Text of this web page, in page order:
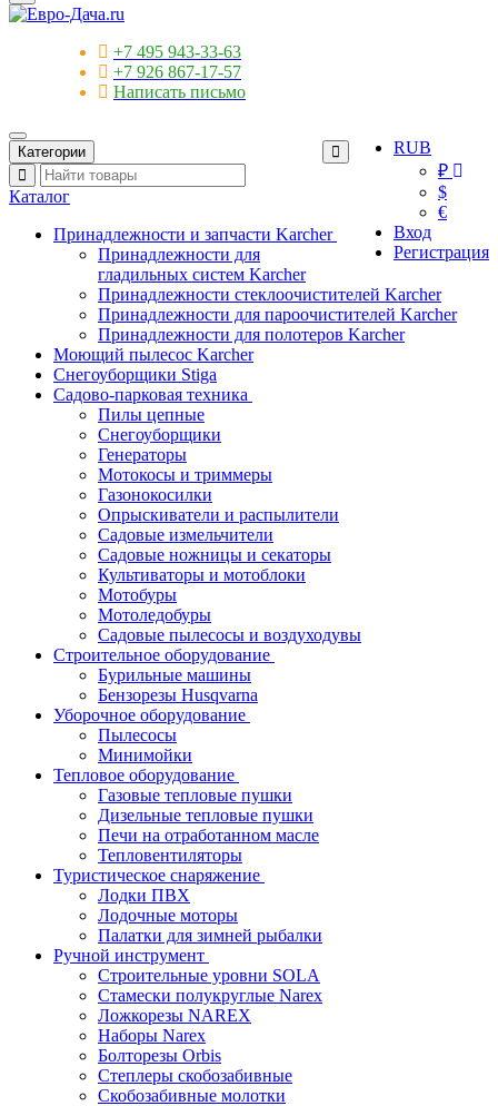
+7 495 943-33-63
+7 926 867-17-57
Написать письмо
RUB
₽
$
€
Вход
Регистрация
Категории
Каталог
Принадлежности и запчасти Karcher
Принадлежности для
гладильных систем Karcher
Принадлежности стеклоочистителей Karcher
Принадлежности для пароочистителей Karcher
Принадлежности для полотеров Karcher
Моющий пылесос Karcher
Снегоуборщики Stiga
Садово-парковая техника
Пилы цепные
Снегоуборщики
Генераторы
Мотокосы и триммеры
Газонокосилки
Опрыскиватели и распылители
Садовые измельчители
Садовые ножницы и секаторы
Культиваторы и мотоблоки
Мотобуры
Мотоледобуры
Садовые пылесосы и воздуходувы
Строительное оборудование
Бурильные машины
Бензорезы Husqvarna
Уборочное оборудование
Пылесосы
Минимойки
Тепловое оборудование
Газовые тепловые пушки
Дизельные тепловые пушки
Печи на отработанном масле
Тепловентиляторы
Туристическое снаряжение
Лодки ПВХ
Лодочные моторы
Палатки для зимней рыбалки
Ручной инструмент
Строительные уровни SOLA
Стамески полукруглые Narex
Ложкорезы NAREX
Наборы Narex
Болторезы Orbis
Степлеры скобозабивные
Скобозабивные молотки